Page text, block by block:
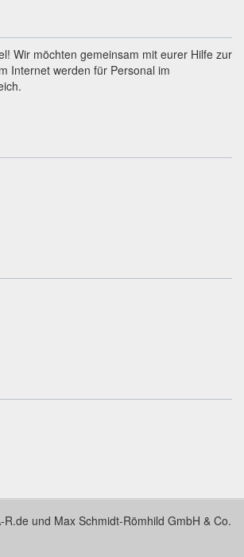
Wir möchten gemeinsam mit eurer Hilfe zur
Internet werden für Personal im
und Max Schmidt-Römhild GmbH & Co.